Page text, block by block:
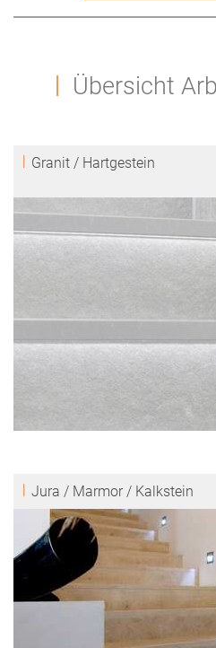
Übersicht
Granit / Hartgestein
Jura / Marmor / Kalkstein